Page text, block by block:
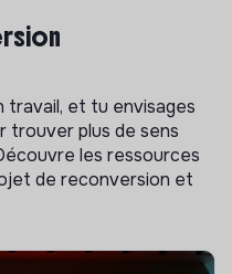
travail, et tu envisages
trouver plus de sens
les ressources
de reconversion et